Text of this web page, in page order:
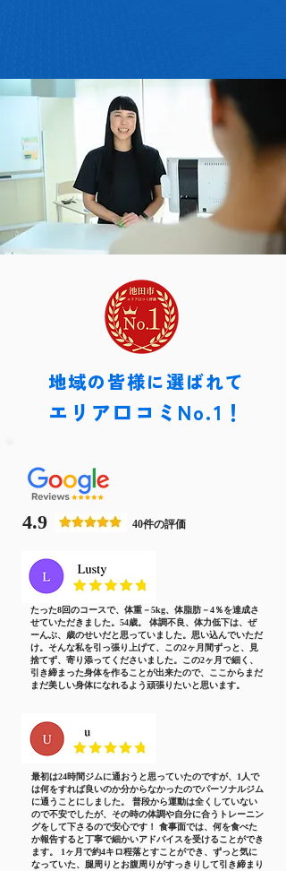
地域の皆様に選ばれて
エリア口コミNo.1！
40件の評価
4.9
たった8回のコースで、体重－5kg、体脂肪－4％を達成さ
せていただきました。54歳。 体調不良、体力低下は、ぜ
ーんぶ、歳のせいだと思っていました。思い込んでいただ
け。そんな私を引っ張り上げて、この2ヶ月間ずっと、見
捨てず、寄り添ってくださいました。この2ヶ月で細く、
引き締まった身体を作ることが出来たので、ここからまだ
まだ美しい身体になれるよう頑張りたいと思います。
最初は24時間ジムに通おうと思っていたのですが、1人で
は何をすれば良いのか分からなかったのでパーソナルジム
に通うことにしました。 普段から運動は全くしていない
ので不安でしたが、その時の体調や自分に合うトレーニン
グをして下さるので安心です！ 食事面では、何を食べた
か報告すると丁寧で細かいアドバイスを受けることができ
ます。 1ヶ月で約4キロ程落とすことができ、ずっと気に
なっていた、腿周りとお腹周りがすっきりして引き締まり